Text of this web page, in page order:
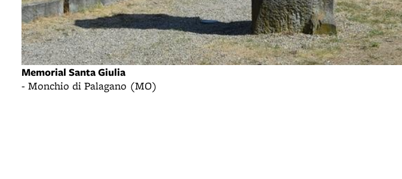
Memorial Santa Giulia
- Monchio di Palagano (MO)